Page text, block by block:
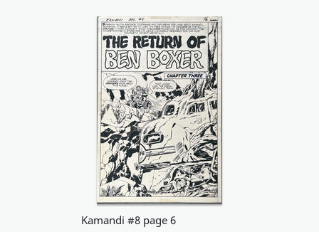
Kamandi #8 page 6